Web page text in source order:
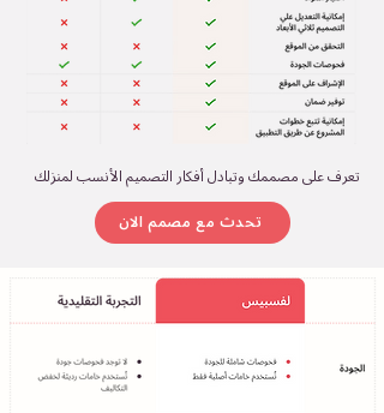
تعرف على مصممك وتبادل أفكار التصميم الأنسب لمنزلك
تحدث مع مصمم الان